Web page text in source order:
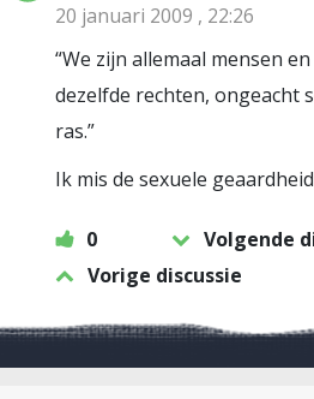
20 januari 2009 , 22:26
“We zijn allemaal mensen
dezelfde rechten, ongeacht
ras.”
Ik mis de sexuele
0
Volgende
Vorige discussie